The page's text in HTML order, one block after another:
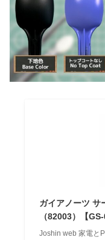
ガイアノーツ サ
（82003）【GS-
Joshin web 家電と